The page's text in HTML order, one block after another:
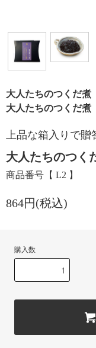
大人たちのつくだ煮
大人たちのつくだ煮
上品な箱入りで贈
大人たちのつく
商品番号【 L2 】
864円(税込)
購入数